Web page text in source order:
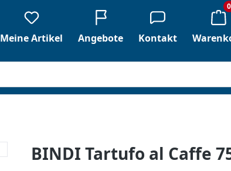
Meine Artikel Angebote Kontakt
0
BINDI Tartufo al Caffe